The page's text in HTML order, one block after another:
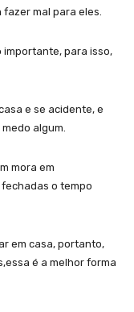
mal para eles.
para isso,
e se acidente, e
algum.
mora em
o tempo
em casa, portanto,
é a melhor forma